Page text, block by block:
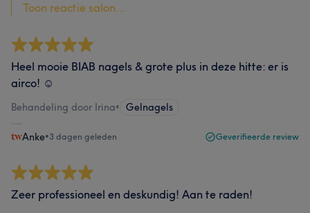
Toon reactie salon...
Heel mooie BIAB nagels & grote plus in deze hitte: er is
airco! ☺️
Behandeling door Irina• Gelnagels
Anke•3 dagen geleden Geverifieerde review
Zeer professioneel en deskundig! Aan te raden!